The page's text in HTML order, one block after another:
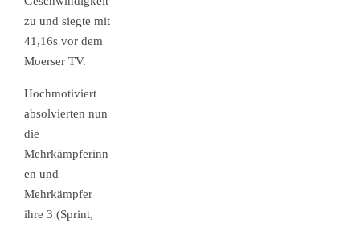
zu und siegte mit
41,16s vor dem
Moerser TV.
Hochmotiviert
absolvierten nun
die
Mehrkämpferinn
en und
Mehrkämpfer
ihre 3 (Sprint,